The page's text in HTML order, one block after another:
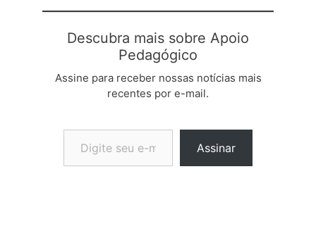
Descubra mais sobre Apoio
Pedagógico
Assine para receber nossas notícias mais
recentes por e-mail.
Digite seu e-mail…
Assinar